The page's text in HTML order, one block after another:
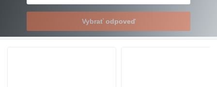
Vybrať odpoveď